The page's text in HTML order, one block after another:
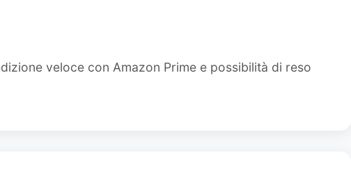
veloce con Amazon Prime e possibilità di reso